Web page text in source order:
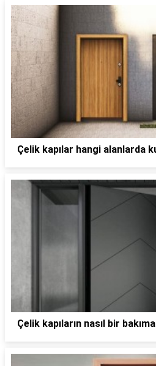
Çelik kapılar hangi alanlarda
Çelik kapıların nasıl bir